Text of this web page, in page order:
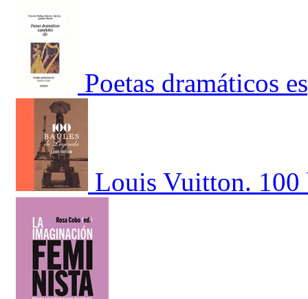
Poetas dramáticos
Louis Vuitton. 100